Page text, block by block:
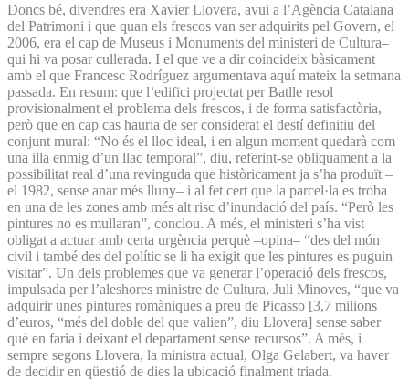
Doncs bé, divendres era Xavier Llovera, avui a l’Agència Catalana
del Patrimoni i que quan els frescos van ser adquirits pel Govern, el
2006, era el cap de Museus i Monuments del ministeri de Cultura–
qui hi va posar cullerada. I el que ve a dir coincideix bàsicament
amb el que Francesc Rodríguez argumentava aquí mateix la setmana
passada. En resum: que l’edifici projectat per Batlle resol
provisionalment el problema dels frescos, i de forma satisfactòria,
però que en cap cas hauria de ser considerat el destí definitiu del
conjunt mural: “No és el lloc ideal, i en algun moment quedarà com
una illa enmig d’un llac temporal”, diu, referint-se obliquament a la
possibilitat real d’una revinguda que històricament ja s’ha produït –
el 1982, sense anar més lluny– i al fet cert que la parcel·la es troba
en una de les zones amb més alt risc d’inundació del país. “Però les
pintures no es mullaran”, conclou. A més, el ministeri s’ha vist
obligat a actuar amb certa urgència perquè –opina– “des del món
civil i també des del polític se li ha exigit que les pintures es puguin
visitar”. Un dels problemes que va generar l’operació dels frescos,
impulsada per l’aleshores ministre de Cultura, Juli Minoves, “que va
adquirir unes pintures romàniques a preu de Picasso [3,7 milions
d’euros, “més del doble del que valien”, diu Llovera] sense saber
què en faria i deixant el departament sense recursos”. A més, i
sempre segons Llovera, la ministra actual, Olga Gelabert, va haver
de decidir en qüestió de dies la ubicació finalment triada.